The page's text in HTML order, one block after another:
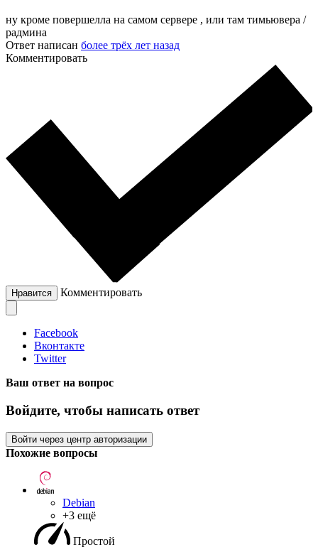
ну кроме повершелла на самом сервере , или там тимьювера /
радмина
Ответ написан более трёх лет назад
Комментировать
Нравится Комментировать
Facebook
Вконтакте
Twitter
Ваш ответ на вопрос
Войдите, чтобы написать ответ
Войти через центр авторизации
Похожие вопросы
Debian
+3 ещё
Простой